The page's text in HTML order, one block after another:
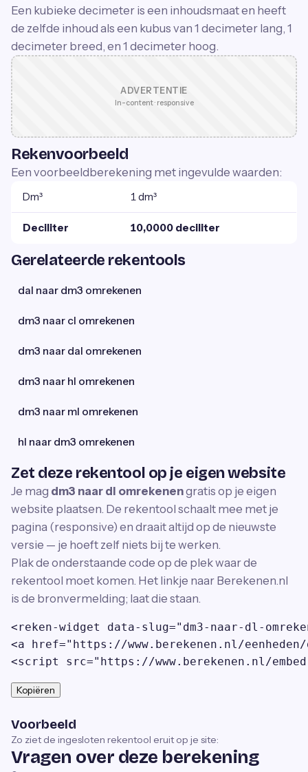
Een kubieke decimeter is een inhoudsmaat en heeft
de zelfde inhoud als een kubus van 1 decimeter lang, 1
decimeter breed, en 1 decimeter hoog.
ADVERTENTIE
In-content · responsive
Rekenvoorbeeld
Een voorbeeldberekening met ingevulde waarden:
Dm³ 1 dm³
Deciliter 10,0000 deciliter
Gerelateerde rekentools
dal naar dm3 omrekenen
dm3 naar cl omrekenen
dm3 naar dal omrekenen
dm3 naar hl omrekenen
dm3 naar ml omrekenen
hl naar dm3 omrekenen
Zet deze rekentool op je eigen website
Je mag dm3 naar dl omrekenengratis op je eigen
website plaatsen. De rekentool schaalt mee met je
pagina (responsive) en draait altijd op de nieuwste
versie — je hoeft zelf niets bij te werken.
Plak de onderstaande code op de plek waar de
rekentool moet komen. Het linkje naar Berekenen.nl
is de bronvermelding; laat die staan.
<reken-widget data-slug="dm3-naar-dl-
<a href="https://www.berekenen.nl/eenheden/
<script src="https://www.berekenen.nl/
Kopiëren
Voorbeeld
Zo ziet de ingesloten rekentool eruit op je site:
Vragen over deze berekening